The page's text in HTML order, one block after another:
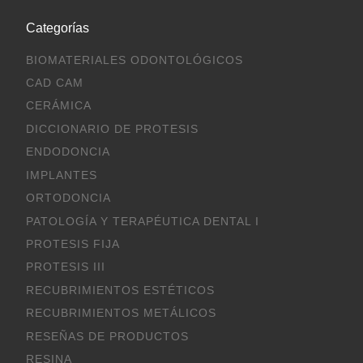
Categorías
BIOMATERIALES ODONTOLÓGICOS
CAD CAM
CERÁMICA
DICCIONARIO DE PROTESIS
ENDODONCIA
IMPLANTES
ORTODONCIA
PATOLOGÍA Y TERAPÉUTICA DENTAL I
PROTESIS FIJA
PROTESIS III
RECUBRIMIENTOS ESTÉTICOS
RECUBRIMIENTOS METÁLICOS
RESEÑAS DE PRODUCTOS
RESINA